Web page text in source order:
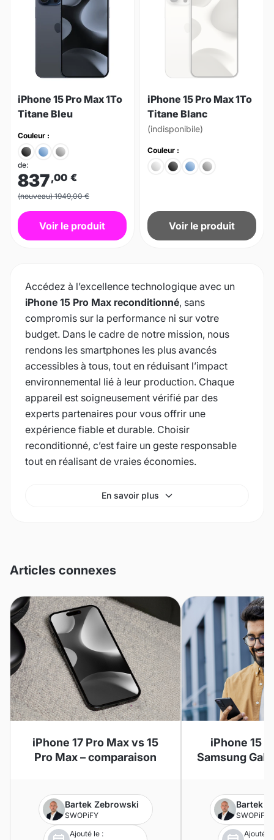
iPhone 15 Pro Max 1To
Titane Bleu
Couleur :
de:
837,00 €
(nouveau) 1949,00 €
Voir le produit
iPhone 15 Pro Max 1To
Titane Blanc
(indisponibile)
Couleur :
Voir le produit
Accédez à l’excellence technologique avec un
iPhone 15 Pro Max reconditionné, sans
compromis sur la performance ni sur votre
budget. Dans le cadre de notre mission, nous
rendons les smartphones les plus avancés
accessibles à tous, tout en réduisant l’impact
environnemental lié à leur production. Chaque
appareil est soigneusement vérifié par des
experts partenaires pour vous offrir une
expérience fiable et durable. Choisir
reconditionné, c’est faire un geste responsable
tout en réalisant de vraies économies.
En savoir plus
Articles connexes
iPhone 17 Pro Max vs 15
Pro Max – comparaison
Bartek Zebrowski
SWOPiFY
Ajouté le :
iPhone 15
Samsung
Bartek
SWOPiFY
Ajouté